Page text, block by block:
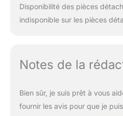
Disponibilité des pièces
indisponible sur les pièces
Notes de la
Bien sûr, je suis prêt à vous
fournir les avis pour que je